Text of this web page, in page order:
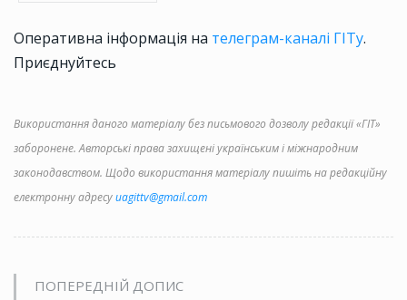
Оперативна інформація на телеграм-каналі ГІТу.
Приєднуйтесь
Використання даного матеріалу без письмового дозволу редакції «ГІТ»
заборонене. Авторські права захищені українським і міжнародним
законодавством. Щодо використання матеріалу пишіть на редакційну
електронну адресуuagittv@gmail.com
ПОПЕРЕДНІЙ ДОПИС